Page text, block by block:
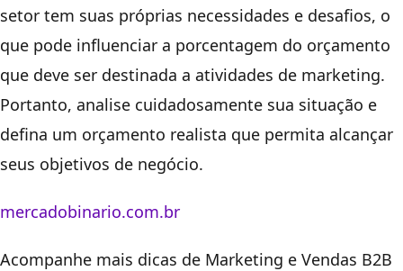
setor tem suas próprias necessidades e desafios, o
que pode influenciar a porcentagem do orçamento
que deve ser destinada a atividades de marketing.
Portanto, analise cuidadosamente sua situação e
defina um orçamento realista que permita alcançar
seus objetivos de negócio.
mercadobinario.com.br
Acompanhe mais dicas de Marketing e Vendas B2B